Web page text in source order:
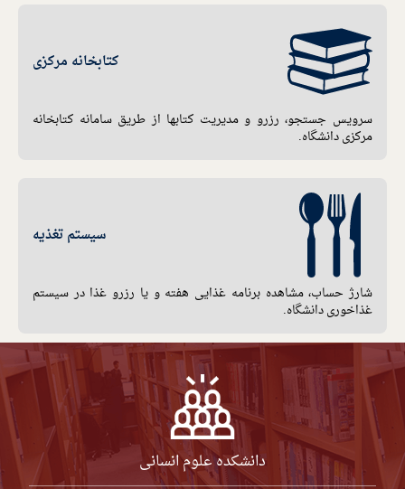
کتابخانه مرکزی
سرویس جستجو، رزرو و مدیریت کتابها از طریق سامانه کتابخانه
مرکزی دانشگاه.
سیستم تغذیه
شارژ حساب، مشاهده برنامه غذایی هفته و یا رزرو غذا در سیستم
غذاخوری دانشگاه.
دانشکده علوم انسانی